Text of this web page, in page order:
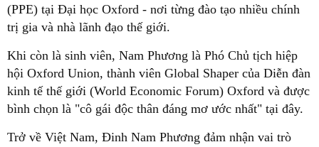
(PPE) tại Đại học Oxford - nơi từng đào tạo nhiều chính
trị gia và nhà lãnh đạo thế giới.
Khi còn là sinh viên, Nam Phương là Phó Chủ tịch hiệp
hội Oxford Union, thành viên Global Shaper của Diễn đàn
kinh tế thế giới (World Economic Forum) Oxford và được
bình chọn là "cô gái độc thân đáng mơ ước nhất" tại đây.
Trở về Việt Nam, Đinh Nam Phương đảm nhận vai trò